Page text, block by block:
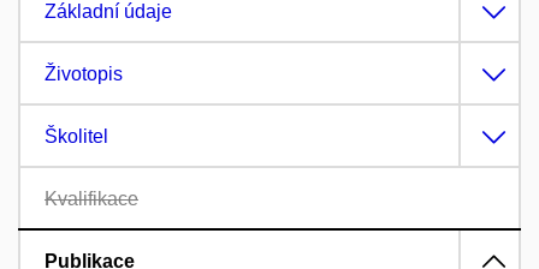
Základní údaje
Životopis
Školitel
Kvalifikace
Publikace